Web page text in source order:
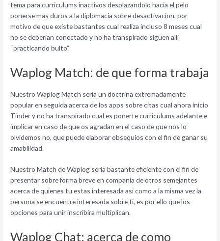
tema para curriculums inactivos desplazandolo hacia el pelo
ponerse mas duros a la diplomacia sobre desactivacion, por
motivo de que existe bastantes cual realiza incluso 8 meses cual
no se deberian conectado y no ha transpirado siguen alli
“practicando bulto”.
Waplog Match: de que forma trabaja
Nuestro Waplog Match seri­a un doctrina extremadamente
popular en seguida acerca de los apps sobre citas cual ahora inicio
Tinder y no ha transpirado cual es ponerte curriculums adelante e
implicar en caso de que os agradan en el caso de que nos lo
olvidemos no, que puede elaborar obsequios con el fin de ganar su
amabilidad.
Nuestro Match de Waplog seri­a bastante eficiente con el fin de
presentar sobre forma breve en compania de otros semejantes
acerca de quienes tu estas interesada asi­ como a la misma vez la
persona se encuentre interesada sobre ti, es por ello que los
opciones para unir inscribira multiplican.
Waplog Chat: acerca de como